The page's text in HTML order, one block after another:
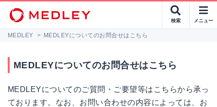
検索 メニュー
MEDLEY > MEDLEYについてのお問合せはこちら
MEDLEYについてのお問合せはこちら
MEDLEYについてのご質問・ご要望等はこちらから承っ
ております。なお、お問い合わせの内容によっては、お